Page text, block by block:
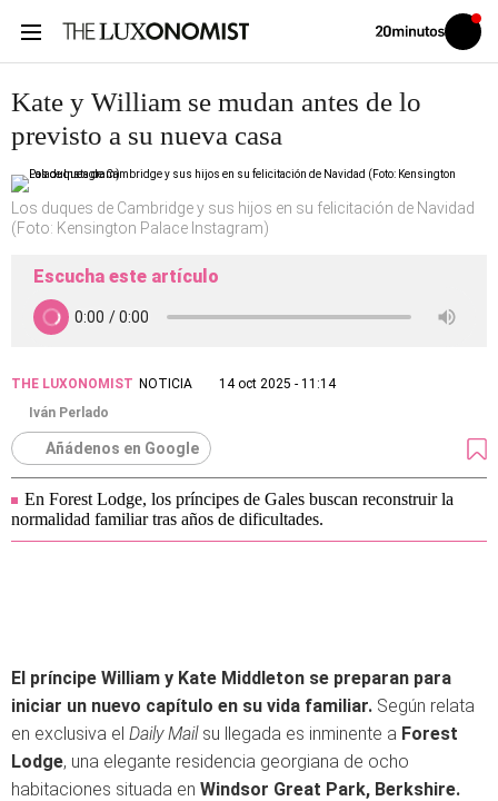
Volver
Iniciar
sesión
Kate y William se mudan antes de lo
previsto a su nueva casa
Los duques de Cambridge y sus hijos en su felicitación de Navidad
(Foto: Kensington Palace Instagram)
Escucha este artículo
THE LUXONOMIST NOTICIA
14 oct 2025 - 11:14
Iván Perlado
Añádenos en Google
En Forest Lodge, los príncipes de Gales buscan reconstruir la
normalidad familiar tras años de dificultades.
El príncipe William y Kate Middleton se preparan para
iniciar un nuevo capítulo en su vida familiar. Según relata
en exclusiva el Daily Mailsu llegada es inminente a Forest
Lodge, una elegante residencia georgiana de ocho
habitaciones situada en Windsor Great Park, Berkshire.